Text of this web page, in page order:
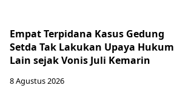
Empat Terpidana Kasus Gedung
Setda Tak Lakukan Upaya Hukum
Lain sejak Vonis Juli Kemarin
8 Agustus 2026